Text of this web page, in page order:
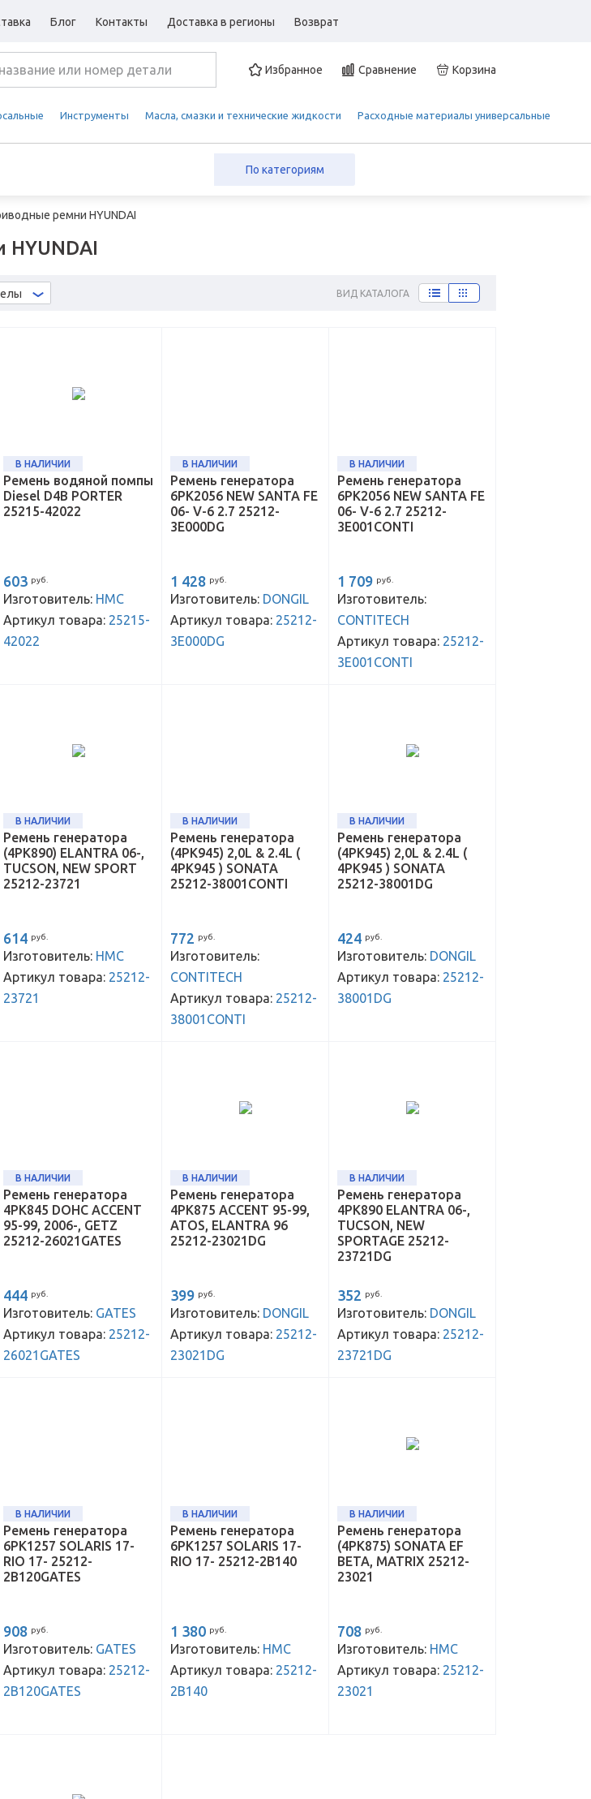
Блог Контакты Доставка в регионы Возврат
Избранное Сравнение Корзина
Инструменты Масла, смазки и технические жидкости Расходные материалы универсальные
По категориям
ремни HYUNDAI
ВИД КАТАЛОГА
В НАЛИЧИИ
Ремень водяной помпы
Diesel D4B PORTER
25215-42022
603 руб.
Изготовитель: HMC
Артикул товара: 25215-
42022
В НАЛИЧИИ
Ремень генератора
6PK2056 NEW SANTA FE
06- V-6 2.7 25212-
3E000DG
1 428 руб.
Изготовитель: DONGIL
Артикул товара: 25212-
3E000DG
В НАЛИЧИИ
Ремень генератора
6PK2056 NEW SANTA FE
06- V-6 2.7 25212-
3E001CONTI
1 709 руб.
Изготовитель:
CONTITECH
Артикул товара: 25212-
3E001CONTI
В НАЛИЧИИ
Ремень генератора
(4PK890) ELANTRA 06-,
TUCSON, NEW SPORT
25212-23721
614 руб.
Изготовитель: HMC
Артикул товара: 25212-
23721
В НАЛИЧИИ
Ремень генератора
(4РК945) 2,0L & 2.4L (
4РК945 ) SONATA
25212-38001CONTI
772 руб.
Изготовитель:
CONTITECH
Артикул товара: 25212-
38001CONTI
В НАЛИЧИИ
Ремень генератора
(4РК945) 2,0L & 2.4L (
4РК945 ) SONATA
25212-38001DG
424 руб.
Изготовитель: DONGIL
Артикул товара: 25212-
38001DG
В НАЛИЧИИ
Ремень генератора
4PK845 DOHC ACCENT
95-99, 2006-, GETZ
25212-26021GATES
444 руб.
Изготовитель: GATES
Артикул товара: 25212-
26021GATES
В НАЛИЧИИ
Ремень генератора
4PK875 ACCENT 95-99,
ATOS, ELANTRA 96
25212-23021DG
399 руб.
Изготовитель: DONGIL
Артикул товара: 25212-
23021DG
В НАЛИЧИИ
Ремень генератора
4PK890 ELANTRA 06-,
TUCSON, NEW
SPORTAGE 25212-
23721DG
352 руб.
Изготовитель: DONGIL
Артикул товара: 25212-
23721DG
В НАЛИЧИИ
Ремень генератора
6PK1257 SOLARIS 17-
RIO 17- 25212-
2B120GATES
908 руб.
Изготовитель: GATES
Артикул товара: 25212-
2B120GATES
В НАЛИЧИИ
Ремень генератора
6PK1257 SOLARIS 17-
RIO 17- 25212-2B140
1 380 руб.
Изготовитель: HMC
Артикул товара: 25212-
2B140
В НАЛИЧИИ
Ремень генератора
(4PK875) SONATA EF
BETA, MATRIX 25212-
23021
708 руб.
Изготовитель: HMC
Артикул товара: 25212-
23021